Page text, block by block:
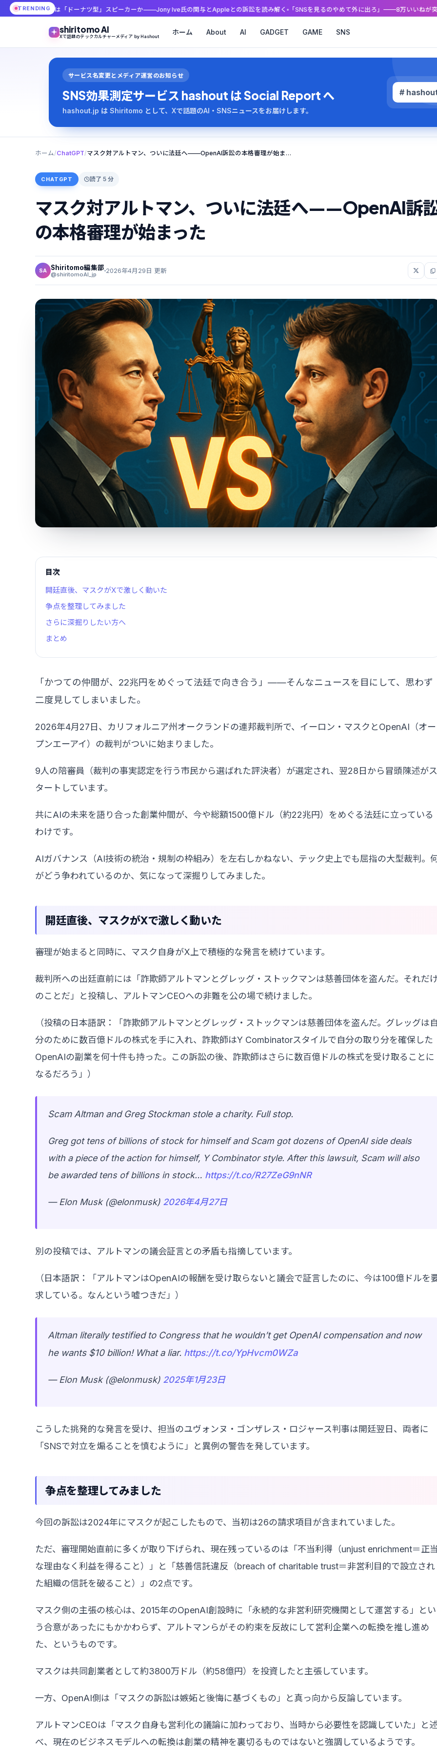
TRENDING
端末は「ドーナツ型」スピーカーか——Jony Ive氏の関与とAppleとの訴訟を読み解く 「SNSを見るのやめて外に出ろ」——8万いいねが突きつけた、
shiritomo AI
Xで話題のテックカルチャーメディア by Hashout
ホーム About AI GADGET GAME SNS
サービス名変更とメディア運営のお知らせ
SNS効果測定サービス hashout は Social Report へ
hashout.jp は Shiritomo として、Xで話題のAI・SNSニュースをお届けします。
#
ホーム/ChatGPT/ マスク対アルトマン、ついに法廷へ——OpenAI訴訟の本格審理が始まった
CHATGPT 読了 5 分
マスク対アルトマン、ついに法廷へ——OpenAI訴
の本格審理が始まった
SA Shiritomo編集部
@shiritomoAI_jp 2026年4月29日 更新
目次
開廷直後、マスクがXで激しく動いた
争点を整理してみました
さらに深掘りしたい方へ
まとめ
「かつての仲間が、22兆円をめぐって法廷で向き合う」——そんなニュースを目にして、思わず
二度見してしまいました。
2026年4月27日、カリフォルニア州オークランドの連邦裁判所で、イーロン・マスクとOpenAI（オー
プンエーアイ）の裁判がついに始まりました。
9人の陪審員（裁判の事実認定を行う市民から選ばれた評決者）が選定され、翌28日から冒頭陳述がス
タートしています。
共にAIの未来を語り合った創業仲間が、今や総額1500億ドル（約22兆円）をめぐる法廷に立っている
わけです。
AIガバナンス（AI技術の統治・規制の枠組み）を左右しかねない、テック史上でも屈指の大型裁判。
がどう争われているのか、気になって深掘りしてみました。
開廷直後、マスクがXで激しく動いた
審理が始まると同時に、マスク自身がX上で積極的な発言を続けています。
裁判所への出廷直前には「詐欺師アルトマンとグレッグ・ストックマンは慈善団体を盗んだ。それだ
のことだ」と投稿し、アルトマンCEOへの非難を公の場で続けました。
（投稿の日本語訳：「詐欺師アルトマンとグレッグ・ストックマンは慈善団体を盗んだ。グレッグは
分のために数百億ドルの株式を手に入れ、詐欺師はY Combinatorスタイルで自分の取り分を確保した
OpenAIの副業を何十件も持った。この訴訟の後、詐欺師はさらに数百億ドルの株式を受け取ることに
なるだろう」）
Scam Altman and Greg Stockman stole a charity. Full stop.
Greg got tens of billions of stock for himself and Scam got dozens of OpenAI side deals
with a piece of the action for himself, Y Combinator style. After this lawsuit, Scam will also
be awarded tens of billions in stock… https://t.co/R27ZeG9nNR
— Elon Musk (@elonmusk) 2026年4月27日
別の投稿では、アルトマンの議会証言との矛盾も指摘しています。
（日本語訳：「アルトマンはOpenAIの報酬を受け取らないと議会で証言したのに、今は100億ドルを
求している。なんという嘘つきだ」）
Altman literally testified to Congress that he wouldn’t get OpenAI compensation and now
he wants $10 billion! What a liar. https://t.co/YpHvcm0WZa
— Elon Musk (@elonmusk) 2025年1月23日
こうした挑発的な発言を受け、担当のユヴォンヌ・ゴンザレス・ロジャース判事は開廷翌日、両者に
「SNSで対立を煽ることを慎むように」と異例の警告を発しています。
争点を整理してみました
今回の訴訟は2024年にマスクが起こしたもので、当初は26の請求項目が含まれていました。
ただ、審理開始直前に多くが取り下げられ、現在残っているのは「不当利得（unjust enrichment＝正
な理由なく利益を得ること）」と「慈善信託違反（breach of charitable trust＝非営利目的で設立され
た組織の信託を破ること）」の2点です。
マスク側の主張の核心は、2015年のOpenAI創設時に「永続的な非営利研究機関として運営する」とい
う合意があったにもかかわらず、アルトマンらがその約束を反故にして営利企業への転換を推し進め
た、というものです。
マスクは共同創業者として約3800万ドル（約58億円）を投資したと主張しています。
一方、OpenAI側は「マスクの訴訟は嫉妬と後悔に基づくもの」と真っ向から反論しています。
アルトマンCEOは「マスク自身も営利化の議論に加わっており、当時から必要性を認識していた」と
べ、現在のビジネスモデルへの転換は創業の精神を裏切るものではないと強調しているようです。